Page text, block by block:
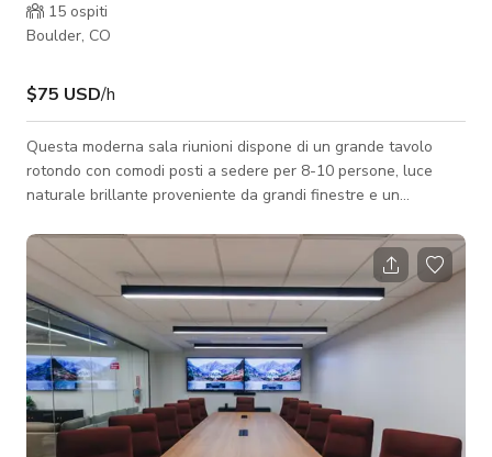
15 ospiti
Boulder, CO
$75 USD/h
Questa moderna sala riunioni dispone di un grande tavolo
rotondo con comodi posti a sedere per 8-10 persone, luce
naturale brillante proveniente da grandi finestre e un
team o sessioni di lavoro private. Lo spazio offre un'atmosfera
tranquilla e professionale con un design pulito e
contemporaneo, perfetto per brainstorming, incontri con clienti
o lavoro individuale concentrato.